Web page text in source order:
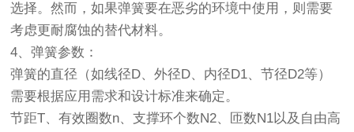
选择。然而，如果弹簧要在恶劣的环境中使用，则需要
考虑更耐腐蚀的替代材料。
4、弹簧参数：
弹簧的直径（如线径D、外径D、内径D1、节径D2等）
需要根据应用需求和设计标准来确定。
节距T、有效圈数n、支撑环个数N2、匝数N1以及自由高